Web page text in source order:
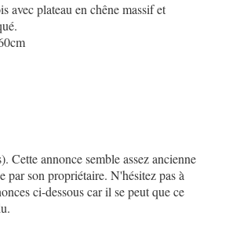
avec plateau en chêne massif et
Cette annonce semble assez ancienne
par son propriétaire. N'hésitez pas à
ci-dessous car il se peut que ce